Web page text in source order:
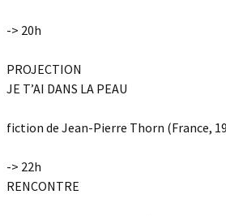
-> 20h
PROJECTION
JE T’AI DANS LA PEAU
fiction de Jean-Pierre Thorn (France,
-> 22h
RENCONTRE